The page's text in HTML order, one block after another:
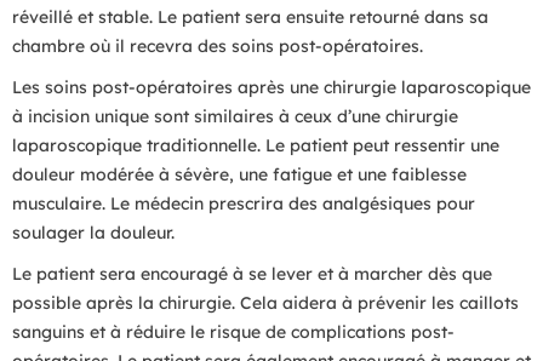
réveillé et stable. Le patient sera ensuite retourné dans sa
chambre où il recevra des soins post-opératoires.
Les soins post-opératoires après une chirurgie laparoscopique
à incision unique sont similaires à ceux d’une chirurgie
laparoscopique traditionnelle. Le patient peut ressentir une
douleur modérée à sévère, une fatigue et une faiblesse
musculaire. Le médecin prescrira des analgésiques pour
soulager la douleur.
Le patient sera encouragé à se lever et à marcher dès que
possible après la chirurgie. Cela aidera à prévenir les caillots
sanguins et à réduire le risque de complications post-